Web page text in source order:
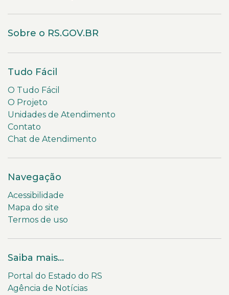
Sobre o RS.GOV.BR
Tudo Fácil
O Tudo Fácil
O Projeto
Unidades de Atendimento
Contato
Chat de Atendimento
Navegação
Acessibilidade
Mapa do site
Termos de uso
Saiba mais...
Portal do Estado do RS
Agência de Notícias